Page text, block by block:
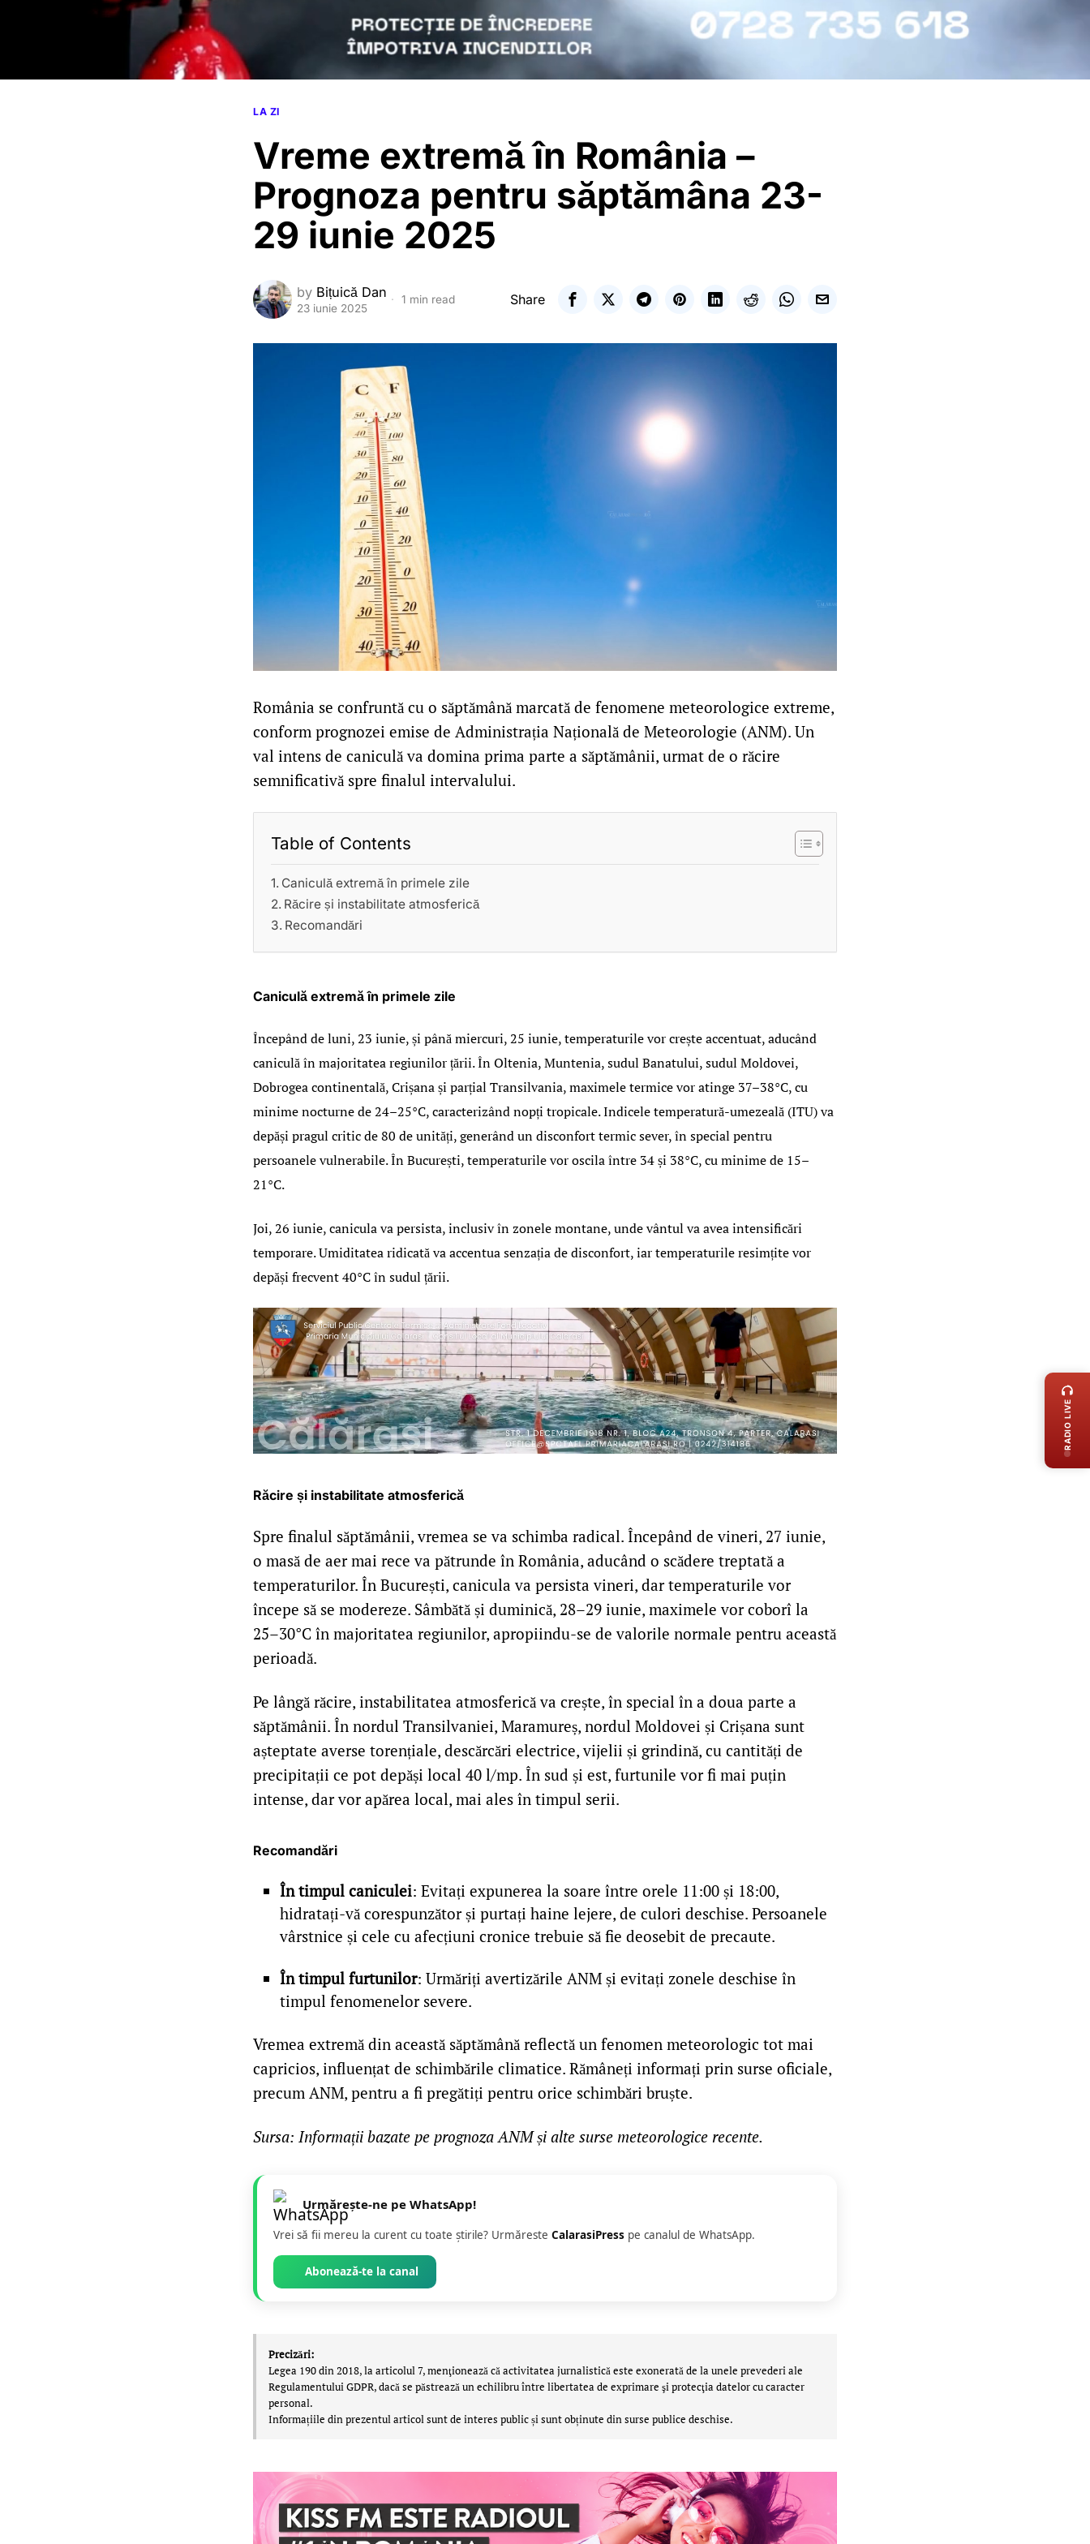
LA ZI
Vreme extremă în România –
Prognoza pentru săptămâna 23-
29 iunie 2025
by Bițuică Dan
23 iunie 2025
1 min read Share
România se confruntă cu o săptămână marcată de fenomene meteorologice extreme,
conform prognozei emise de Administrația Națională de Meteorologie (ANM). Un
val intens de caniculă va domina prima parte a săptămânii, urmat de o răcire
semnificativă spre finalul intervalului.
Table of Contents
Caniculă extremă în primele zile
Răcire și instabilitate atmosferică
Recomandări
Caniculă extremă în primele zile
Începând de luni, 23 iunie, și până miercuri, 25 iunie, temperaturile vor crește accentuat, aducând
caniculă în majoritatea regiunilor țării. În Oltenia, Muntenia, sudul Banatului, sudul Moldovei,
Dobrogea continentală, Crișana și parțial Transilvania, maximele termice vor atinge 37–38°C, cu
minime nocturne de 24–25°C, caracterizând nopți tropicale. Indicele temperatură-umezeală (ITU) va
depăși pragul critic de 80 de unități, generând un disconfort termic sever, în special pentru
persoanele vulnerabile. În București, temperaturile vor oscila între 34 și 38°C, cu minime de 15–
21°C.
Joi, 26 iunie, canicula va persista, inclusiv în zonele montane, unde vântul va avea intensificări
temporare. Umiditatea ridicată va accentua senzația de disconfort, iar temperaturile resimțite vor
depăși frecvent 40°C în sudul țării.
Răcire și instabilitate atmosferică
Spre finalul săptămânii, vremea se va schimba radical. Începând de vineri, 27 iunie,
o masă de aer mai rece va pătrunde în România, aducând o scădere treptată a
temperaturilor. În București, canicula va persista vineri, dar temperaturile vor
începe să se modereze. Sâmbătă și duminică, 28–29 iunie, maximele vor coborî la
25–30°C în majoritatea regiunilor, apropiindu-se de valorile normale pentru această
perioadă.
Pe lângă răcire, instabilitatea atmosferică va crește, în special în a doua parte a
săptămânii. În nordul Transilvaniei, Maramureș, nordul Moldovei și Crișana sunt
așteptate averse torențiale, descărcări electrice, vijelii și grindină, cu cantități de
precipitații ce pot depăși local 40 l/mp. În sud și est, furtunile vor fi mai puțin
intense, dar vor apărea local, mai ales în timpul serii.
Recomandări
În timpul caniculei: Evitați expunerea la soare între orele 11:00 și 18:00,
hidratați-vă corespunzător și purtați haine lejere, de culori deschise. Persoanele
vârstnice și cele cu afecțiuni cronice trebuie să fie deosebit de precaute.
În timpul furtunilor: Urmăriți avertizările ANM și evitați zonele deschise în
timpul fenomenelor severe.
Vremea extremă din această săptămână reflectă un fenomen meteorologic tot mai
capricios, influențat de schimbările climatice. Rămâneți informați prin surse oficiale,
precum ANM, pentru a fi pregătiți pentru orice schimbări bruște.
Sursa: Informații bazate pe prognoza ANM și alte surse meteorologice recente.
Urmărește-ne pe WhatsApp!
Vrei să fii mereu la curent cu toate știrile? Urmăreste CalarasiPress pe canalul de WhatsApp.
Abonează-te la canal
Precizări:
Legea 190 din 2018, la articolul 7, menţionează că activitatea jurnalistică este exonerată de la unele prevederi ale
Regulamentului GDPR, dacă se păstrează un echilibru între libertatea de exprimare şi protecţia datelor cu caracter
personal.
Informațiile din prezentul articol sunt de interes public și sunt obținute din surse publice deschise.
RADIO LIVE